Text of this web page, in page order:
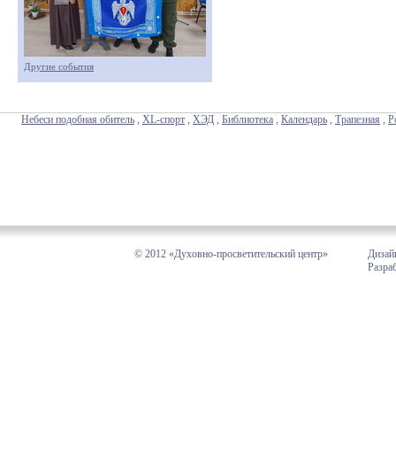
Другие события
Небеси подобная обитель , XL-спорт , ХЭД , Библиотека , Календарь , Трапезная ,
© 2012 «Духовно-просветительский центр»